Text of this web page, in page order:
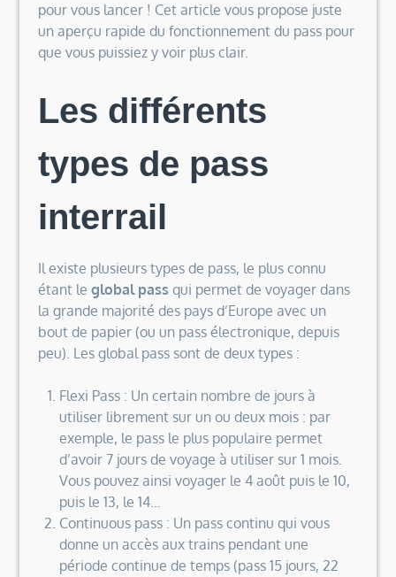
pour vous lancer ! Cet article vous propose juste
un aperçu rapide du fonctionnement du pass pour
que vous puissiez y voir plus clair.
Les différents
types de pass
interrail
Il existe plusieurs types de pass, le plus connu
étant le global pass qui permet de voyager dans
la grande majorité des pays d’Europe avec un
bout de papier (ou un pass électronique, depuis
peu). Les global pass sont de deux types :
Flexi Pass : Un certain nombre de jours à
utiliser librement sur un ou deux mois : par
exemple, le pass le plus populaire permet
d’avoir 7 jours de voyage à utiliser sur 1 mois.
Vous pouvez ainsi voyager le 4 août puis le 10,
puis le 13, le 14…
Continuous pass : Un pass continu qui vous
donne un accès aux trains pendant une
période continue de temps (pass 15 jours, 22